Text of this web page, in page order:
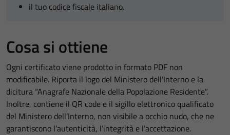
il tuo codice fiscale italiano.
Cosa si ottiene
Ogni certificato viene prodotto in formato PDF non
modificabile. Riporta il logo del Ministero dell’Interno e la
dicitura “Anagrafe Nazionale della Popolazione Residente”.
Inoltre, contiene il QR code e il sigillo elettronico qualificato
del Ministero dell’Interno, non visibile a occhio nudo, che ne
garantiscono l’autenticità, l’integrità e l’accettazione.